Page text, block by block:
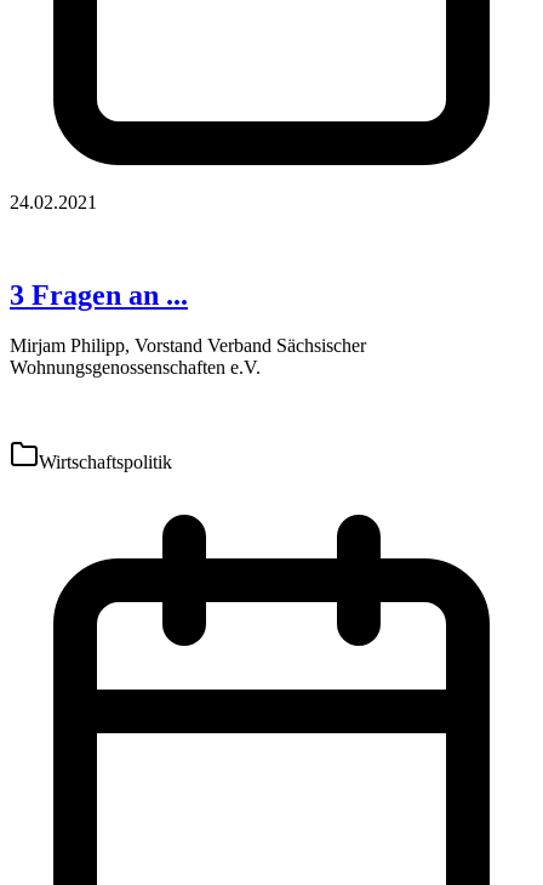
24.02.2021
3 Fragen an ...
Mirjam Philipp, Vorstand Verband Sächsischer
Wohnungsgenossenschaften e.V.
Wirtschaftspolitik